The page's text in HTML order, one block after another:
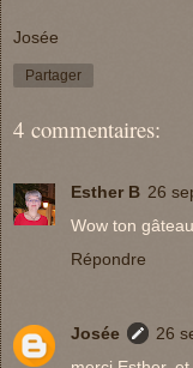
Josée
Partager
4 commentaires:
Esther B 26
Wow ton
Répondre
Josée
26